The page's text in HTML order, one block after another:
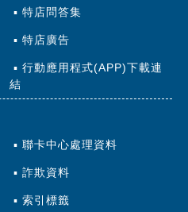
特店問答集
特店廣告
行動應用程式(APP)下載連
結
聯卡中心處理資料
詐欺資料
索引標籤